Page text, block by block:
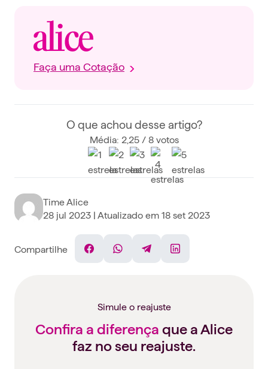
Faça uma Cotação
O que achou desse artigo?
Média: 2,25 / 8 votos
Time Alice
28 jul 2023 | Atualizado em 18 set 2023
Compartilhe
FacebookWhatsAppTelegramLinkedin
Simule o reajuste
Confira a diferença que a Alice
faz no seu reajuste.